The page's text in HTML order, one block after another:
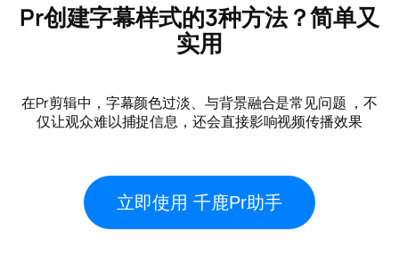
Pr创建字幕样式的3种方法？简单又
实用
在Pr剪辑中，字幕颜色过淡、与背景融合是常见问题 ，不
仅让观众难以捕捉信息，还会直接影响视频传播效果
立即使用 千鹿Pr助手